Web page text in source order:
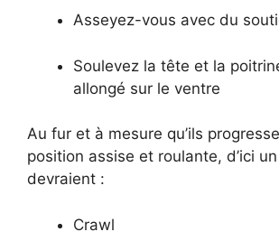
Asseyez-vous avec du
Soulevez la tête et la
allongé sur le ventre
Au fur et à mesure qu’ils
position assise et roulante, d’ici
devraient :
Crawl